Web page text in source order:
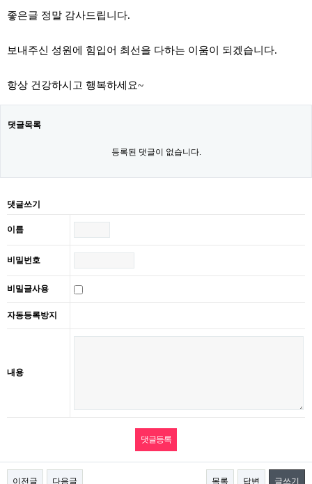
좋은글 정말 감사드립니다.
보내주신 성원에 힘입어 최선을 다하는 이움이 되겠습니다.
항상 건강하시고 행복하세요~
댓글목록
등록된 댓글이 없습니다.
댓글쓰기
이름
비밀번호
비밀글사용
자동등록방지
내용
이전글 다음글 목록 답변 글쓰기